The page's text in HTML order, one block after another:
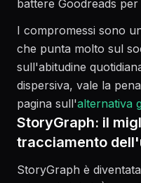
battere Goodreads
I compromessi sono
che punta molto sul
sull'abitudine
dispersiva, vale la
pagina sull'alternativa
StoryGraph: il
tracciamento
StoryGraph è